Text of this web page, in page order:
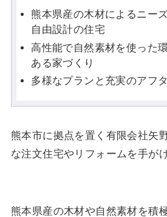
熊本県産の木材によるニー
自由設計の住宅
高性能で自然素材を使った
ある家づくり
多様なプランと充実のアフ
熊本市に拠点を置く有限会社矢
な注文住宅やリフォームを手が
熊本県産の木材や自然素材を積